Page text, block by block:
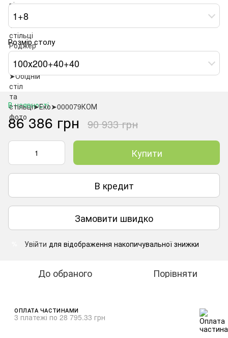
1+8
Розмір столу
100х200+40+40
В наявності
86 386 грн 90 933 грн
Купити
В кредит
Замовити швидко
Увійти для відображення накопичувальної знижки
До обраного Порівняти
ОПЛАТА ЧАСТИНАМИ
3 платежі по 28 795.33 грн